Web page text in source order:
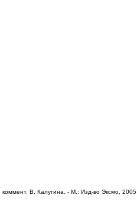
коммент. В. Калугина. - М.: Изд-во Эксмо, 2005